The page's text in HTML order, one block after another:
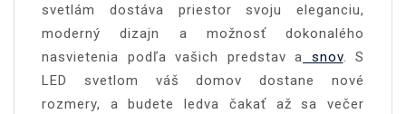
svetlám dostáva priestor svoju eleganciu,
moderný dizajn a možnosť dokonalého
nasvietenia podľa vašich predstav a snov. S
LED svetlom váš domov dostane nové
rozmery, a budete ledva čakať až sa večer